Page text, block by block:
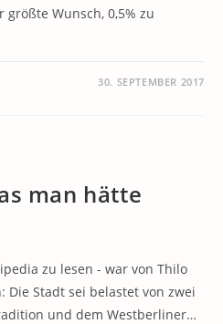
größte Wunsch, 0,5% zu
30. SEPTEMBER 2017
man hätte
zu lesen - war von Thilo
Die Stadt sei belastet von zwei
und dem Westberliner…